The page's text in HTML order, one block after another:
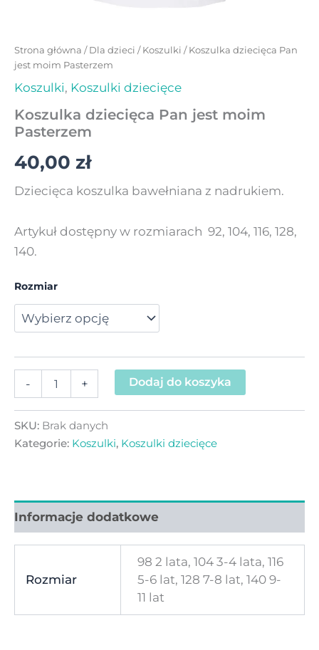
Strona główna /Dla dzieci /Koszulki / Koszulka dziecięca Pan
jest moim Pasterzem
Koszulki, Koszulki dziecięce
Koszulka dziecięca Pan jest moim
Pasterzem
40,00 zł
Dziecięca koszulka bawełniana z nadrukiem.
Artykuł dostępny w rozmiarach 92, 104, 116, 128,
140.
Rozmiar
- + Dodaj do koszyka
SKU: Brak danych
Kategorie: Koszulki, Koszulki dziecięce
Informacje dodatkowe
Rozmiar
98 2 lata, 104 3-4 lata, 116
5-6 lat, 128 7-8 lat, 140 9-
11 lat